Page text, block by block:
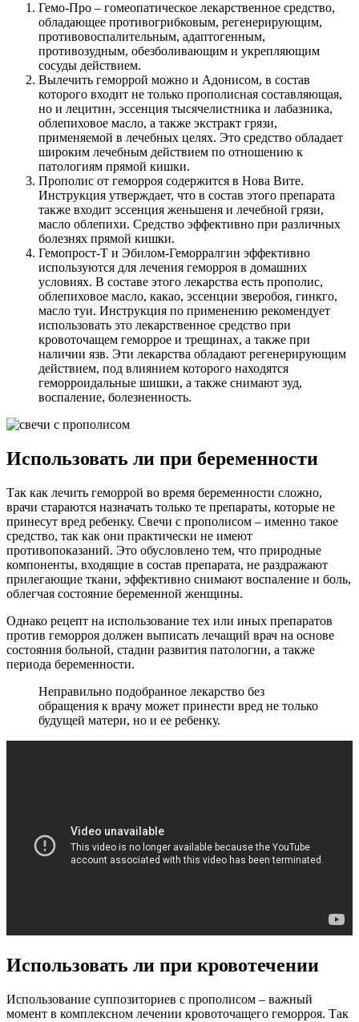
Гемо-Про – гомеопатическое лекарственное средство,
обладающее противогрибковым, регенерирующим,
противовоспалительным, адаптогенным,
противозудным, обезболивающим и укрепляющим
сосуды действием.
Вылечить геморрой можно и Адонисом, в состав
которого входит не только прополисная составляющая,
но и лецитин, эссенция тысячелистника и лабазника,
облепиховое масло, а также экстракт грязи,
применяемой в лечебных целях. Это средство обладает
широким лечебным действием по отношению к
патологиям прямой кишки.
Прополис от геморроя содержится в Нова Вите.
Инструкция утверждает, что в состав этого препарата
также входит эссенция женьшеня и лечебной грязи,
масло облепихи. Средство эффективно при различных
болезнях прямой кишки.
Гемопрост-Т и Эбилом-Геморралгин эффективно
используются для лечения геморроя в домашних
условиях. В составе этого лекарства есть прополис,
облепиховое масло, какао, эссенции зверобоя, гинкго,
масло туи. Инструкция по применению рекомендует
использовать это лекарственное средство при
кровоточащем геморрое и трещинах, а также при
наличии язв. Эти лекарства обладают регенерирующим
действием, под влиянием которого находятся
геморроидальные шишки, а также снимают зуд,
воспаление, болезненность.
Использовать ли при беременности
Так как лечить геморрой во время беременности сложно,
врачи стараются назначать только те препараты, которые не
принесут вред ребенку. Свечи с прополисом – именно такое
средство, так как они практически не имеют
противопоказаний. Это обусловлено тем, что природные
компоненты, входящие в состав препарата, не раздражают
прилегающие ткани, эффективно снимают воспаление и боль,
облегчая состояние беременной женщины.
Однако рецепт на использование тех или иных препаратов
против геморроя должен выписать лечащий врач на основе
состояния больной, стадии развития патологии, а также
периода беременности.
Неправильно подобранное лекарство без
обращения к врачу может принести вред не только
будущей матери, но и ее ребенку.
Использовать ли при кровотечении
Использование суппозиториев с прополисом – важный
момент в комплексном лечении кровоточащего геморроя. Так